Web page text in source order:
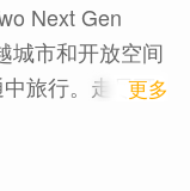
Next Gen
城市和开放空间
旅行。走尽可
1 更多